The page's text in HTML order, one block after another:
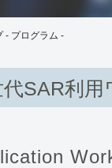
- プログラム -
代SAR利